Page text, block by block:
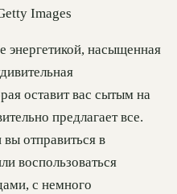
Images
насыщенная
оставит вас сытым на
предлагает все.
отправиться в
воспользоваться
с немного